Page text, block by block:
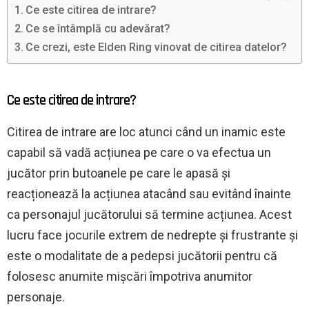
Ce este citirea de intrare?
Ce se întâmplă cu adevărat?
Ce crezi, este Elden Ring vinovat de citirea datelor?
Ce este citirea de intrare?
Citirea de intrare are loc atunci când un inamic este
capabil să vadă acțiunea pe care o va efectua un
jucător prin butoanele pe care le apasă și
reacționează la acțiunea atacând sau evitând înainte
ca personajul jucătorului să termine acțiunea. Acest
lucru face jocurile extrem de nedrepte și frustrante și
este o modalitate de a pedepsi jucătorii pentru că
folosesc anumite mișcări împotriva anumitor
personaje.